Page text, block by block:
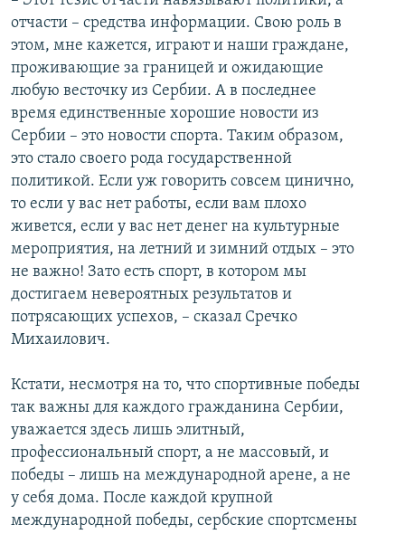
отчасти – средства информации. Свою роль в
этом, мне кажется, играют и наши граждане,
проживающие за границей и ожидающие
любую весточку из Сербии. А в последнее
время единственные хорошие новости из
Сербии – это новости спорта. Таким образом,
это стало своего рода государственной
политикой. Если уж говорить совсем цинично,
то если у вас нет работы, если вам плохо
живется, если у вас нет денег на культурные
мероприятия, на летний и зимний отдых – это
не важно! Зато есть спорт, в котором мы
достигаем невероятных результатов и
потрясающих успехов, – сказал Сречко
Михаилович.
Кстати, несмотря на то, что спортивные победы
так важны для каждого гражданина Сербии,
уважается здесь лишь элитный,
профессиональный спорт, а не массовый, и
победы – лишь на международной арене, а не
у себя дома. После каждой крупной
международной победы, сербские спортсмены